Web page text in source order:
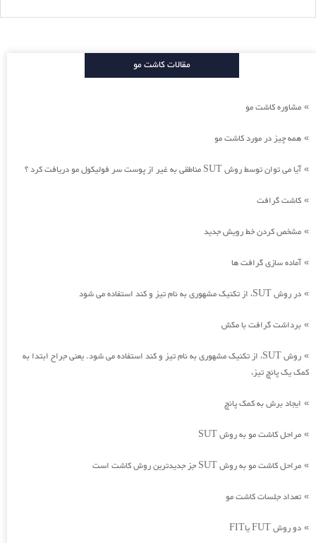
مقالات کاشت مو
» مشاوره کاشت مو
» همه چیز در مورد کاشت مو
»آیا می توان توسط روش SUT مناطقی به غیر از پوست سر فولیکول مو دریافت کرد ؟
» کاشت گرافت
» مشخص کردن خط رویش جدید
»آماده سازی گرافت ها
» در روش SUT، از تکنیک مشهوری به نام تیز و کند استفاده می شود
» برداشت گرافت با مکش
»
روش SUT، از تکنیک مشهوری به نام تیز و کند استفاده می شود. یعنی جراح ابتدا به
کمک یک پانچ تیز،
» ایجاد برش به کمک پانچ
» مراحل کاشت مو به روش SUT
» مراحل کاشت مو به روش SUT جز جدیدترین روش کاشت است
» تعداد جلسات کاشت مو
» دو روش FUT یاFIT